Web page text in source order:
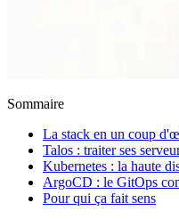
Sommaire
La stack en un coup
Talos : traiter ses
Kubernetes : la haute
ArgoCD : le GitOps
Pour qui ça fait sens